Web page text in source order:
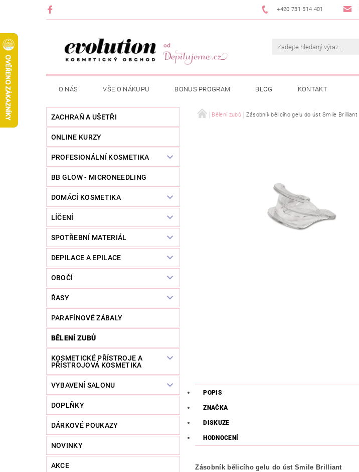
+420 731 514 401
O NÁS VŠE O NÁKUPU BONUS PROGRAM BLOG KONTAKT
ZACHRAŇ A UŠETŘI
ONLINE KURZY
PROFESIONÁLNÍ KOSMETIKA
BB GLOW - MICRONEEDLING
DOMÁCÍ KOSMETIKA
LÍČENÍ
SPOTŘEBNÍ MATERIÁL
DEPILACE A EPILACE
OBOČÍ
ŘASY
PARAFÍNOVÉ ZÁBALY
BĚLENÍ ZUBŮ
KOSMETICKÉ PŘÍSTROJE A
PŘÍSTROJOVÁ KOSMETIKA
VYBAVENÍ SALONU
DOPLŇKY
DÁRKOVÉ POUKAZY
NOVINKY
AKCE
Bělení zubů Zásobník bělicího gelu do úst Smile Brilliant
POPIS
ZNAČKA
DISKUZE
HODNOCENÍ
Zásobník bělicího gelu do úst Smile Brilliant